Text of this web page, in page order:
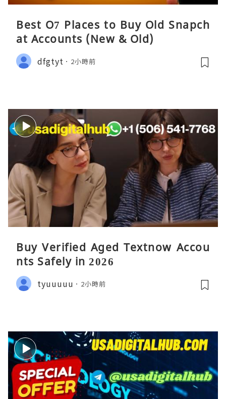
Best O7 Places to Buy Old Snapch
at Accounts (New & Old)
dfgtyt 2小時前
Buy Verified Aged Textnow Accou
nts Safely in 2026
tyuuuuu 2小時前